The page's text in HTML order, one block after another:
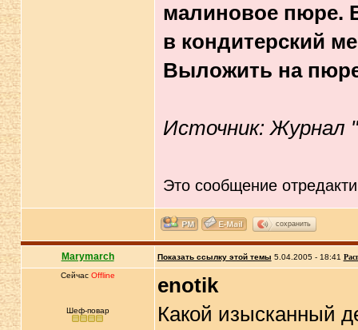
малиновое пюре.
в кондитерский
Выложить на
Источник: Журнал
Это сообщение
сохранить
Marymarch Показать ссылку этой темы 5.04.2005 - 18:41
Сейчас Offline
Шеф-повар
enotik
Какой изысканный